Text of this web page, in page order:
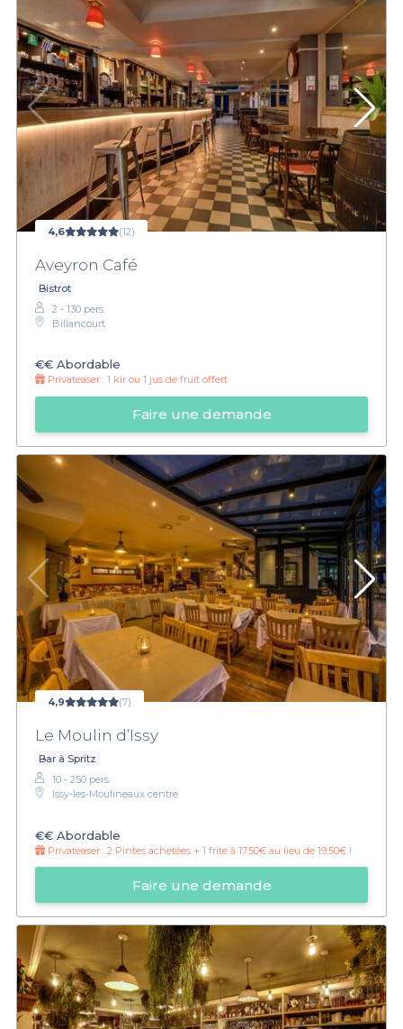
4,6 (12)
Aveyron Café
Bistrot
2 - 130 pers.
Billancourt
€€ Abordable
Privateaser : 1 kir ou 1 jus de fruit offert
Faire une demande
4,9 (7)
Le Moulin d’Issy
Bar à Spritz
10 - 250 pers.
Issy-les-Moulineaux centre
€€ Abordable
Privateaser : 2 Pintes achetées + 1 frite à 17.50€ au lieu de 19.50€ !
Faire une demande